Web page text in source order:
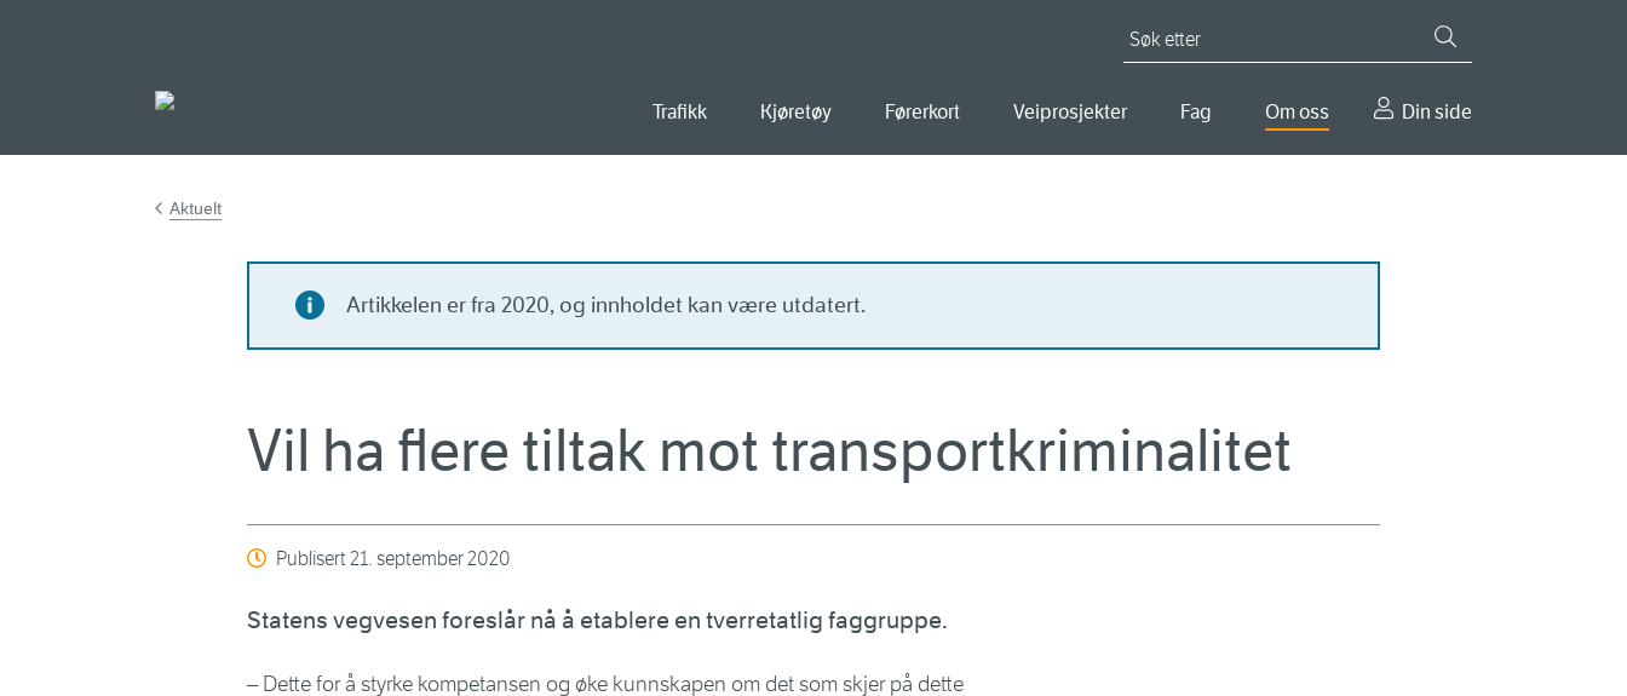
Trafikk Kjøretøy Førerkort Veiprosjekter Fag Om oss Din side
Aktuelt
Artikkelen er fra 2020, og innholdet kan være utdatert.
Vil ha flere tiltak mot transportkriminalitet
Publisert21. september 2020
Statens vegvesen foreslår nå å etablere en tverretatlig faggruppe.
– Dette for å styrke kompetansen og øke kunnskapen om det som skjer på dette